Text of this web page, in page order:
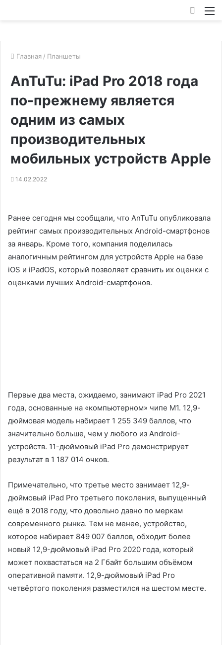
Главная / Планшеты
AnTuTu: iPad Pro 2018 года
по-прежнему является
одним из самых
производительных
мобильных устройств Apple
14.02.2022
Ранее сегодня мы сообщали, что AnTuTu опубликовала
рейтинг самых производительных Android-смартфонов
за январь. Кроме того, компания поделилась
аналогичным рейтингом для устройств Apple на базе
iOS и iPadOS, который позволяет сравнить их оценки с
оценками лучших Android-смартфонов.
Первые два места, ожидаемо, занимают iPad Pro 2021
года, основанные на «компьютерном» чипе М1. 12,9-
дюймовая модель набирает 1 255 349 баллов, что
значительно больше, чем у любого из Android-
устройств. 11-дюймовый iPad Pro демонстрирует
результат в 1 187 014 очков.
Примечательно, что третье место занимает 12,9-
дюймовый iPad Pro третьего поколения, выпущенный
ещё в 2018 году, что довольно давно по меркам
современного рынка. Тем не менее, устройство,
которое набирает 849 007 баллов, обходит более
новый 12,9-дюймовый iPad Pro 2020 года, который
может похвастаться на 2 Гбайт большим объёмом
оперативной памяти. 12,9-дюймовый iPad Pro
четвёртого поколения разместился на шестом месте.